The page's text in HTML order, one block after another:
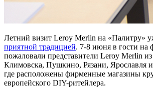
Летний визит Leroy Merlin на «Палитру»
приятной традицией. 7-8 июня в гости на
пожаловали представители Leroy Merlin
Климовска, Пушкино, Рязани, Ярославля
где расположены фирменные магазины
европейского DIY-ритейлера.